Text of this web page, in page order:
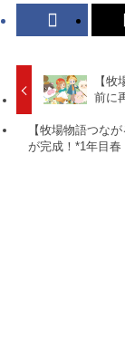
【
前に
【牧場物語つな
が完成！*1年目春